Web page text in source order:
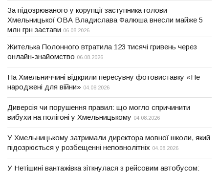
За підозрюваного у корупції заступника голови
Хмельницької ОВА Владислава Фалюша внесли майже 5
млн грн застави 06.08.2026
Жителька Полонного втратила 123 тисячі гривень через
онлайн-знайомство 06.08.2026
На Хмельниччині відкрили пересувну фотовиставку «Не
народжені для війни» 04.08.2026
Диверсія чи порушення правил: що могло спричинити
вибухи на полігоні у Хмельницькому 04.08.2026
У Хмельницькому затримали директора мовної школи, який
підозрюється у розбещенні неповнолітніх 04.08.2026
У Нетішині вантажівка зіткнулася з рейсовим автобусом: